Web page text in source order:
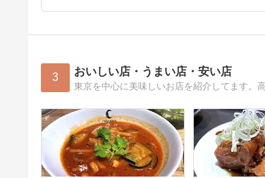
3 おいしい店・うまい店・安い店
東京を中心に美味しいお店を紹介してます。